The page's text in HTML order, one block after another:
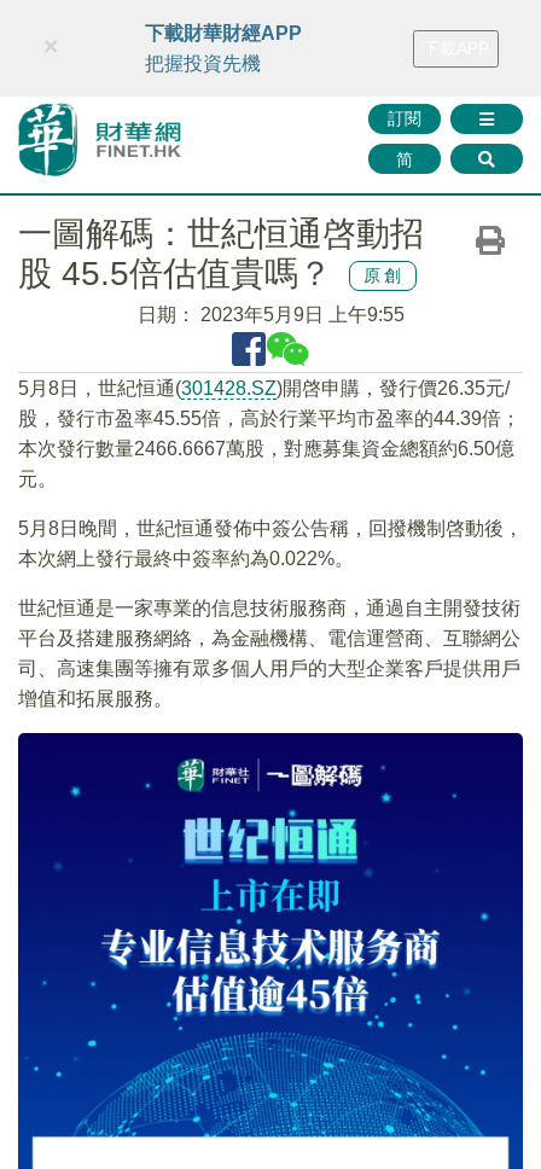
財華智庫網 FINTV FINMETA 財華證券 媒體矩陣
訂閱
简
×
下載財華財經APP
把握投資先機
一圖解碼：世紀恒通啓動招
股 45.5倍估值貴嗎？
原創
日期： 2023年5月9日 上午9:55
5月8日，世紀恒通(301428.SZ)開啓申購，發行價26.35元/
股，發行市盈率45.55倍，高於行業平均市盈率的44.39倍；
本次發行數量2466.6667萬股，對應募集資金總額約6.50億
元。
5月8日晚間，世紀恒通發佈中簽公告稱，回撥機制啓動後，
本次網上發行最終中簽率約為0.022%。
世紀恒通是一家專業的信息技術服務商，通過自主開發技術
平台及搭建服務網絡，為金融機構、電信運營商、互聯網公
司、高速集團等擁有眾多個人用戶的大型企業客戶提供用戶
增值和拓展服務。